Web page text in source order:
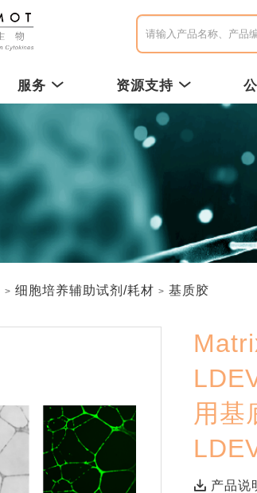
服务 资源支持
细胞培养辅助试剂/耗材 基质胶
Best Seller
用基
产品说